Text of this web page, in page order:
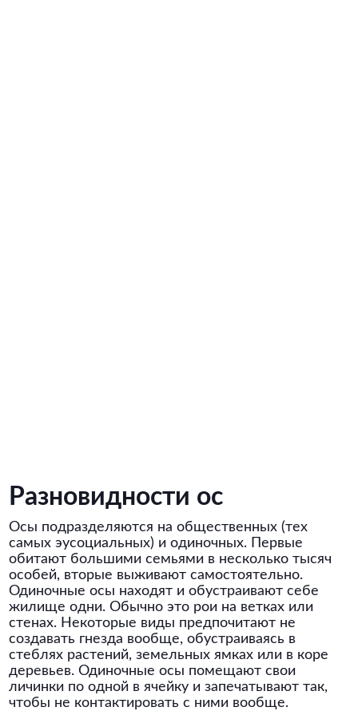
Разновидности ос
Осы подразделяются на общественных (тех
самых эусоциальных) и одиночных. Первые
обитают большими семьями в несколько тысяч
особей, вторые выживают самостоятельно.
Одиночные осы находят и обустраивают себе
жилище одни. Обычно это рои на ветках или
стенах. Некоторые виды предпочитают не
создавать гнезда вообще, обустраиваясь в
стеблях растений, земельных ямках или в коре
деревьев. Одиночные осы помещают свои
личинки по одной в ячейку и запечатывают так,
чтобы не контактировать с ними вообще.